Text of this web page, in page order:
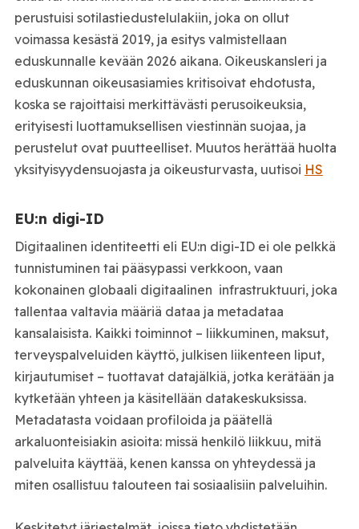
perustuisi sotilastiedustelulakiin, joka on ollut
voimassa kesästä 2019, ja esitys valmistellaan
eduskunnalle kevään 2026 aikana. Oikeuskansleri ja
eduskunnan oikeusasiamies kritisoivat ehdotusta,
koska se rajoittaisi merkittävästi perusoikeuksia,
erityisesti luottamuksellisen viestinnän suojaa, ja
perustelut ovat puutteelliset. Muutos herättää huolta
yksityisyydensuojasta ja oikeusturvasta, uutisoi HS
EU:n digi-ID
Digitaalinen identiteetti eli EU:n digi-ID ei ole pelkkä
tunnistuminen tai pääsypassi verkkoon, vaan
kokonainen globaali digitaalinen infrastruktuuri, joka
tallentaa valtavia määriä dataa ja metadataa
kansalaisista. Kaikki toiminnot – liikkuminen, maksut,
terveyspalveluiden käyttö, julkisen liikenteen liput,
kirjautumiset – tuottavat datajälkiä, jotka kerätään ja
kytketään yhteen ja käsitellään datakeskuksissa.
Metadatasta voidaan profiloida ja päätellä
arkaluonteisiakin asioita: missä henkilö liikkuu, mitä
palveluita käyttää, kenen kanssa on yhteydessä ja
miten osallistuu talouteen tai sosiaalisiin palveluihin.